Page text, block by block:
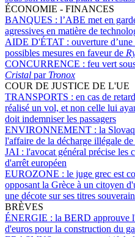
ÉCONOMIE - FINANCES
BANQUES : l’ABE met en
agressives en matière de
AIDE D'ÉTAT : ouverture
possibles mesures en faveur de
CONCURRENCE : feu vert
Cristal par Tronox
COUR DE JUSTICE DE L'UE
TRANSPORTS : en cas de
réalisé un vol, et non celle lui
doit indemniser les passagers
ENVIRONNEMENT : la
l'affaire de la décharge illégale de
JAI : l'avocat général précise les
d'arrêt européen
EUROZONE : le juge grec est
opposant la Grèce à un citoyen
une décote sur ses titres
BRÈVES
ÉNERGIE : la BERD approuve
d'euros pour la construction du